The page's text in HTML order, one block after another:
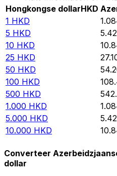
Hongkongse dollarHKD
1 HKD
5 HKD
10 HKD
25 HKD
50 HKD
100 HKD
500 HKD
1.000 HKD
5.000 HKD
10.000 HKD
Converteer
dollar